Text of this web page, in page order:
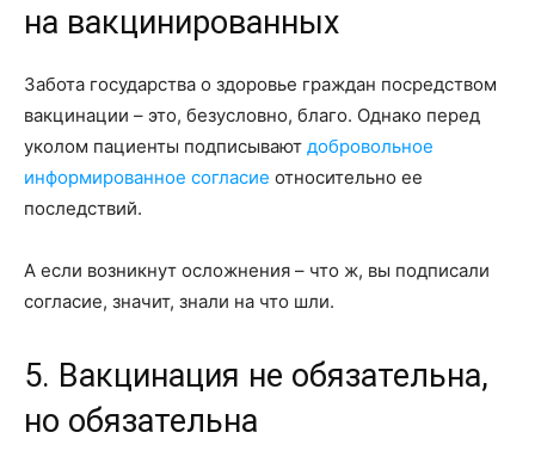
на вакцинированных
Забота государства о здоровье граждан посредством
вакцинации – это, безусловно, благо. Однако перед
уколом пациенты подписывают добровольное
информированное согласие относительно ее
последствий.
А если возникнут осложнения – что ж, вы подписали
согласие, значит, знали на что шли.
5. Вакцинация не обязательна,
но обязательна